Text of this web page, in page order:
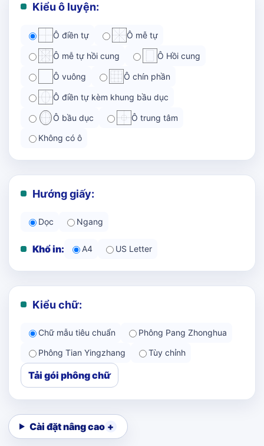
Kiểu ô luyện:
Ô điền tự Ô mễ tự
Ô mễ tự hồi cung Ô Hồi cung
Ô vuông Ô chín phần
Ô điền tự kèm khung bầu dục
Ô bầu dục Ô trung tâm
Không có ô
Hướng giấy:
Dọc Ngang
Khổ in: A4 US Letter
Kiểu chữ:
Chữ mẫu tiêu chuẩn
Phông Pang Zhonghua
Phông Tian Yingzhang
Tùy chỉnh
Tải gói phông chữ
Cài đặt nâng cao